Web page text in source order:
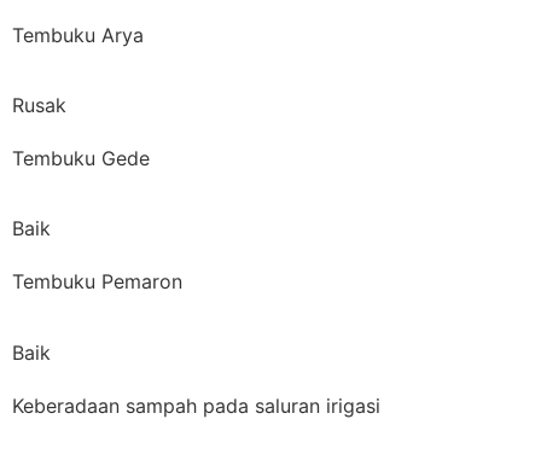
Tembuku Arya
Rusak
Tembuku Gede
Baik
Tembuku Pemaron
Baik
Keberadaan sampah pada saluran irigasi